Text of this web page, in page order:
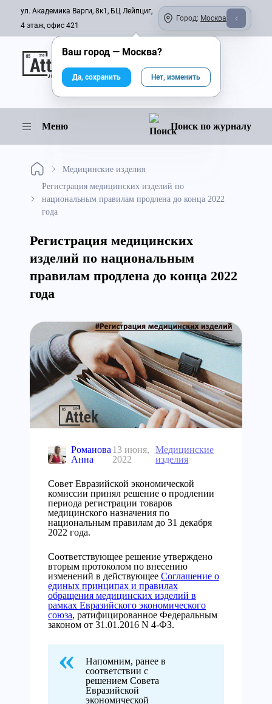
ул. Академика Варги, 8к1, БЦ Лейпциг,
4 этаж, офис 421
Город: Москва
Онлайн-журнал
Меню Поиск по журналу
Медицинские изделия
Регистрация медицинских изделий по
национальным правилам продлена до конца 2022
года
Регистрация медицинских
изделий по национальным
правилам продлена до конца 2022
года
Романова
Анна
13 июня,
2022
Медицинские
изделия
Совет Евразийской экономической
комиссии принял решение о продлении
периода регистрации товаров
медицинского назначения по
национальным правилам до 31 декабря
2022 года.
Соответствующее решение утверждено
вторым протоколом по внесению
изменений в действующее Соглашение о
единых принципах и правилах
обращения медицинских изделий в
рамках Евразийского экономического
союза, ратифицированное Федеральным
законом от 31.01.2016 N 4-ФЗ.
Напомним, ранее в
соответствии с
решением Совета
Евразийской
экономической
Ваш город — Москва?
Да, сохранить Нет, изменить